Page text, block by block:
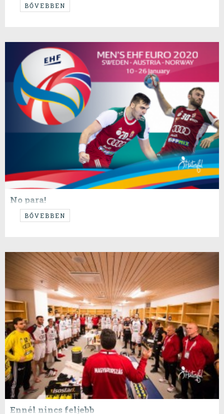
...gyerünk gyerekek, egy ország veletek!
BŐVEBBEN
No para!
...de tényleg, ezt fogjuk fel gyorsan!
BŐVEBBEN
Ennél nincs feljebb